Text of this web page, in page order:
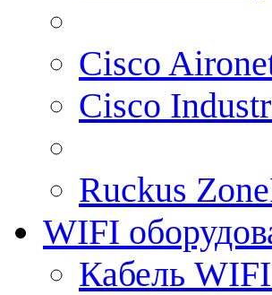
Cisco
Cisco
Ruckus
WIFI
Кабель